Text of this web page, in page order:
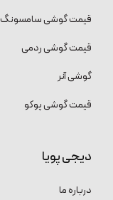
قیمت گوشی سامسونگ
قیمت گوشی ردمی
گوشی آنر
قیمت گوشی پوکو
دیجی پویا
درباره ما